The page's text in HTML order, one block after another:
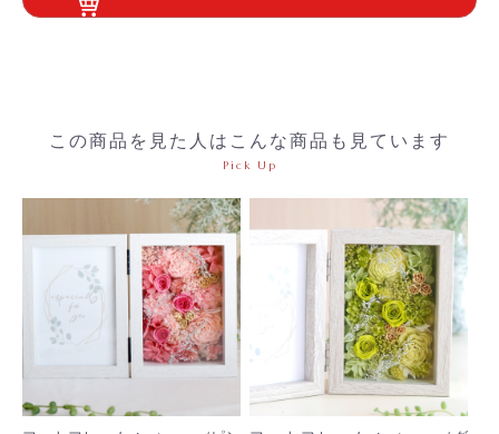
この商品を見た人はこんな商品も見ています
Pick Up